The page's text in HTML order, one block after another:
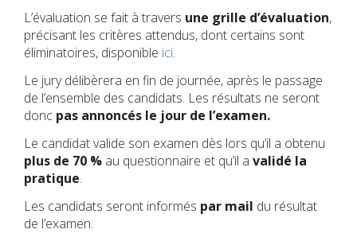
L’évaluation se fait à travers une grille d’évaluation,
précisant les critères attendus, dont certains sont
éliminatoires, disponible ici.
Le jury délibèrera en fin de journée, après le passage
de l’ensemble des candidats. Les résultats ne seront
donc pas annoncés le jour de l’examen.
Le candidat valide son examen dès lors qu’il a obtenu
plus de 70 % au questionnaire et qu’il a validé la
pratique.
Les candidats seront informés par mail du résultat
de l’examen.